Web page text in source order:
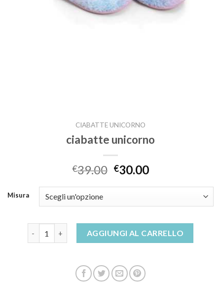
CIABATTE UNICORNO
ciabatte unicorno
€39.00 €30.00
Misura
AGGIUNGI AL CARRELLO